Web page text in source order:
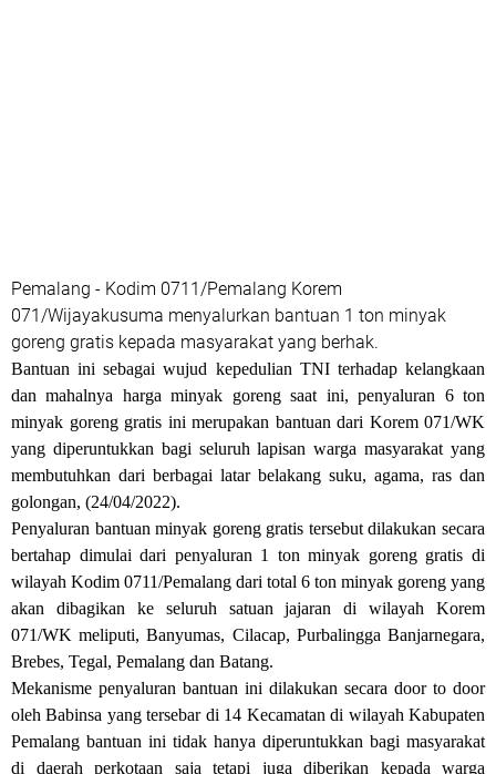
Pemalang - Kodim 0711/Pemalang Korem
071/Wijayakusuma menyalurkan bantuan 1 ton minyak
goreng gratis kepada masyarakat yang berhak.
Bantuan ini sebagai wujud kepedulian TNI terhadap kelangkaan
dan mahalnya harga minyak goreng saat ini, penyaluran 6 ton
minyak goreng gratis ini merupakan bantuan dari Korem 071/WK
yang diperuntukkan bagi seluruh lapisan warga masyarakat yang
membutuhkan dari berbagai latar belakang suku, agama, ras dan
golongan, (24/04/2022).
Penyaluran bantuan minyak goreng gratis tersebut dilakukan secara
bertahap dimulai dari penyaluran 1 ton minyak goreng gratis di
wilayah Kodim 0711/Pemalang dari total 6 ton minyak goreng yang
akan dibagikan ke seluruh satuan jajaran di wilayah Korem
071/WK meliputi, Banyumas, Cilacap, Purbalingga Banjarnegara,
Brebes, Tegal, Pemalang dan Batang.
Mekanisme penyaluran bantuan ini dilakukan secara door to door
oleh Babinsa yang tersebar di 14 Kecamatan di wilayah Kabupaten
Pemalang bantuan ini tidak hanya diperuntukkan bagi masyarakat
di daerah perkotaan saja tetapi juga diberikan kepada warga